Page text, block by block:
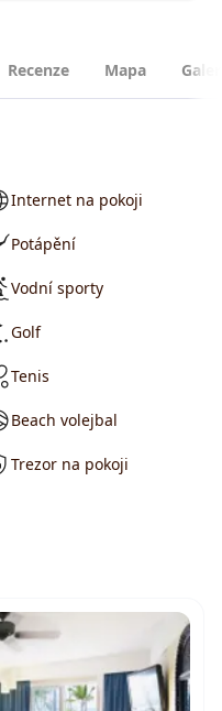
Recenze Mapa
Internet na pokoji
Potápění
Vodní sporty
Golf
Tenis
Beach volejbal
Trezor na pokoji